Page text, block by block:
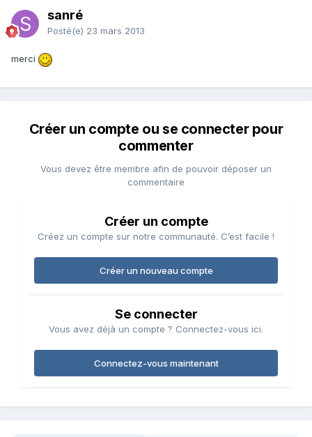
sanré
Posté(e) 23 mars 2013
merci
Créer un compte ou se connecter pour
commenter
Vous devez être membre afin de pouvoir déposer un
commentaire
Créer un compte
Créez un compte sur notre communauté. C’est facile !
Créer un nouveau compte
Se connecter
Vous avez déjà un compte ? Connectez-vous ici.
Connectez-vous maintenant